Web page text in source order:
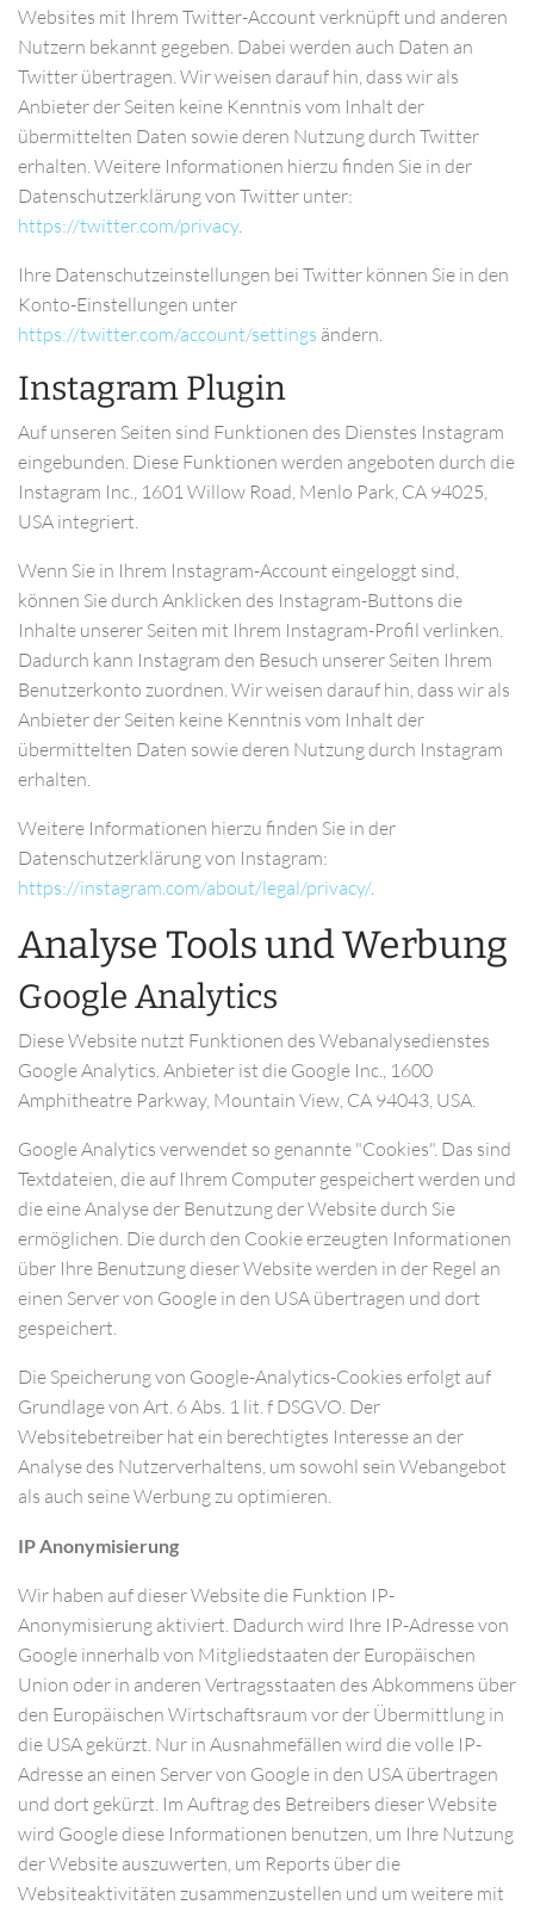
Websites mit Ihrem Twitter-Account verknüpft und anderen
Nutzern bekannt gegeben. Dabei werden auch Daten an
Twitter übertragen. Wir weisen darauf hin, dass wir als
Anbieter der Seiten keine Kenntnis vom Inhalt der
übermittelten Daten sowie deren Nutzung durch Twitter
erhalten. Weitere Informationen hierzu finden Sie in der
Datenschutzerklärung von Twitter unter:
https://twitter.com/privacy.
Ihre Datenschutzeinstellungen bei Twitter können Sie in den
Konto-Einstellungen unter
https://twitter.com/account/settings ändern.
Instagram Plugin
Auf unseren Seiten sind Funktionen des Dienstes Instagram
eingebunden. Diese Funktionen werden angeboten durch die
Instagram Inc., 1601 Willow Road, Menlo Park, CA 94025,
USA integriert.
Wenn Sie in Ihrem Instagram-Account eingeloggt sind,
können Sie durch Anklicken des Instagram-Buttons die
Inhalte unserer Seiten mit Ihrem Instagram-Profil verlinken.
Dadurch kann Instagram den Besuch unserer Seiten Ihrem
Benutzerkonto zuordnen. Wir weisen darauf hin, dass wir als
Anbieter der Seiten keine Kenntnis vom Inhalt der
übermittelten Daten sowie deren Nutzung durch Instagram
erhalten.
Weitere Informationen hierzu finden Sie in der
Datenschutzerklärung von Instagram:
https://instagram.com/about/legal/privacy/.
Analyse Tools und Werbung
Google Analytics
Diese Website nutzt Funktionen des Webanalysedienstes
Google Analytics. Anbieter ist die Google Inc., 1600
Amphitheatre Parkway, Mountain View, CA 94043, USA.
Google Analytics verwendet so genannte "Cookies". Das sind
Textdateien, die auf Ihrem Computer gespeichert werden und
die eine Analyse der Benutzung der Website durch Sie
ermöglichen. Die durch den Cookie erzeugten Informationen
über Ihre Benutzung dieser Website werden in der Regel an
einen Server von Google in den USA übertragen und dort
gespeichert.
Die Speicherung von Google-Analytics-Cookies erfolgt auf
Grundlage von Art. 6 Abs. 1 lit. f DSGVO. Der
Websitebetreiber hat ein berechtigtes Interesse an der
Analyse des Nutzerverhaltens, um sowohl sein Webangebot
als auch seine Werbung zu optimieren.
IP Anonymisierung
Wir haben auf dieser Website die Funktion IP-
Anonymisierung aktiviert. Dadurch wird Ihre IP-Adresse von
Google innerhalb von Mitgliedstaaten der Europäischen
Union oder in anderen Vertragsstaaten des Abkommens über
den Europäischen Wirtschaftsraum vor der Übermittlung in
die USA gekürzt. Nur in Ausnahmefällen wird die volle IP-
Adresse an einen Server von Google in den USA übertragen
und dort gekürzt. Im Auftrag des Betreibers dieser Website
wird Google diese Informationen benutzen, um Ihre Nutzung
der Website auszuwerten, um Reports über die
Websiteaktivitäten zusammenzustellen und um weitere mit